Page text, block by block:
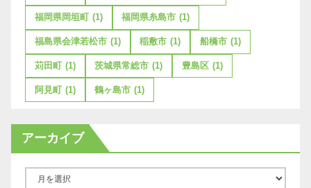
福岡県岡垣町 (1) 福岡県糸島市 (1)
福島県会津若松市 (1) 稲敷市 (1) 船橋市 (1)
苅田町 (1) 茨城県常総市 (1) 豊島区 (1)
阿見町 (1) 鶴ヶ島市 (1)
アーカイブ